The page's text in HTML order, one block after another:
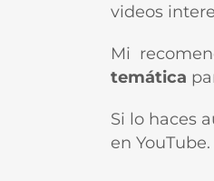
videos
Mi
temática
Si lo haces
en YouTube.